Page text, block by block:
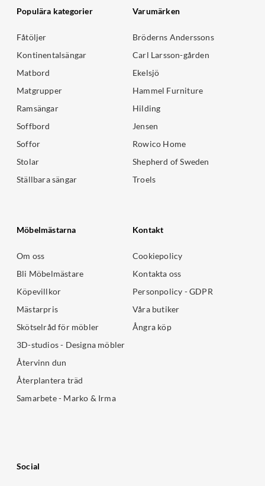
Populära kategorier
Fåtöljer
Kontinentalsängar
Matbord
Matgrupper
Ramsängar
Soffbord
Soffor
Stolar
Ställbara sängar
Varumärken
Bröderns Anderssons
Carl Larsson-gården
Ekelsjö
Hammel Furniture
Hilding
Jensen
Rowico Home
Shepherd of Sweden
Troels
Möbelmästarna
Om oss
Bli Möbelmästare
Köpevillkor
Mästarpris
Skötselråd för möbler
3D-studios - Designa möbler
Återvinn dun
Återplantera träd
Samarbete - Marko & Irma
Kontakt
Cookiepolicy
Kontakta oss
Personpolicy - GDPR
Våra butiker
Ångra köp
Social